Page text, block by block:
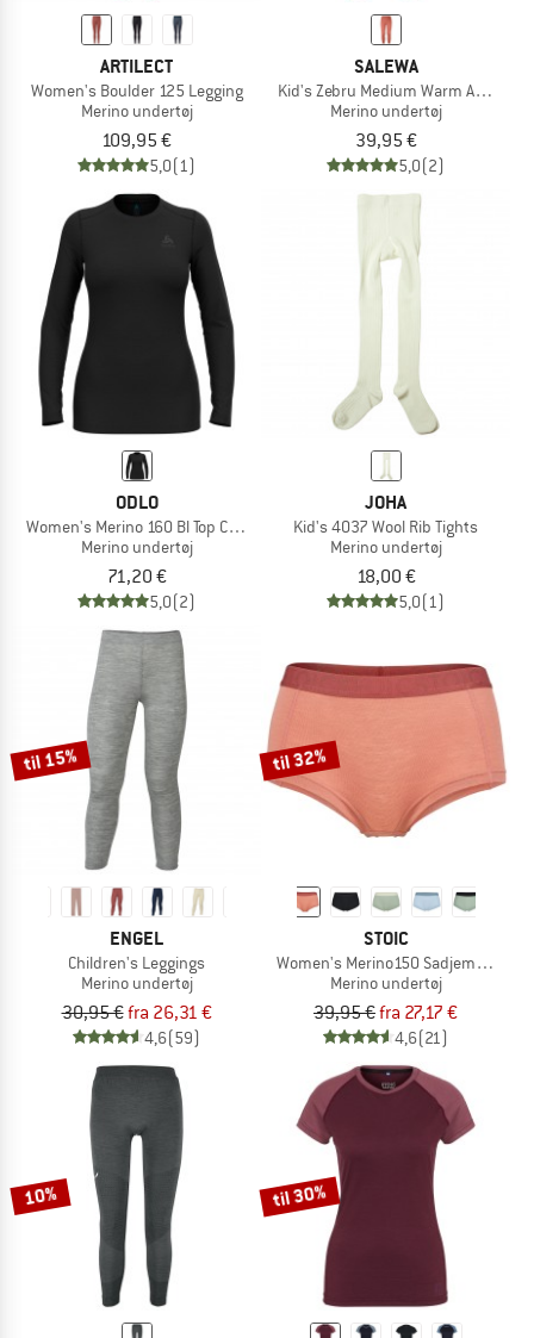
ARTILECT
Women's Boulder 125 Legging
Merino undertøj
109,95 €
5,0(1)
SALEWA
Kid's Zebru Medium Warm AMR Tight
Merino undertøj
39,95 €
5,0(2)
ODLO
Women's Merino 160 Bl Top Crew Neck L/S
Merino undertøj
71,20 €
5,0(2)
JOHA
Kid's 4037 Wool Rib Tights
Merino undertøj
18,00 €
5,0(1)
til 15%
ENGEL
Children's Leggings
Merino undertøj
30,95 €fra 26,31 €
4,6(59)
til 32%
STOIC
Women's Merino150 SadjemSt.
Merino undertøj
39,95 €fra 27,17 €
4,6(21)
10% til 30%